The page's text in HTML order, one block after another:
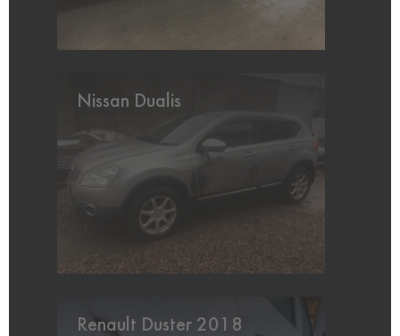
Nissan Dualis
Renault Duster 2018